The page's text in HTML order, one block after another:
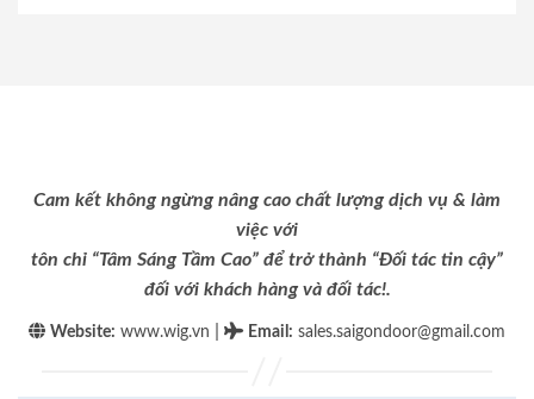
Cam kết không ngừng nâng cao chất lượng dịch vụ & làm
việc với
tôn chỉ “Tâm Sáng Tầm Cao” để trở thành “Đối tác tin cậy”
đối với khách hàng và đối tác!.
Website: www.wig.vn Email : sales.saigondoor@gmail.com